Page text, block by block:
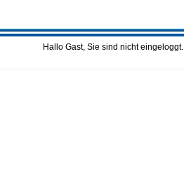
Hallo Gast, Sie sind nicht eingeloggt.